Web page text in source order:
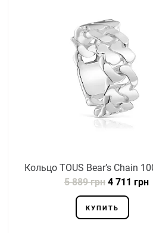
Кольцо TOUS Bear’s Chain
5 889 грн 4 711 грн
КУПИТЬ